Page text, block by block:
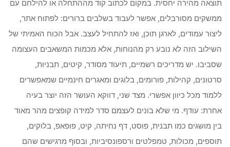
תוצאה מהירה יחסית. במקום לכתוב קוד מההתחלה או להילחם עם
ממשקים מסורבלים, אפשר לעבוד בשלבים ברורים: לפתוח אתר,
ליצור עמודים, לארגן תוכן, ואז להתחיל לעצב. אבל הכוח האמיתי של
השילוב הזה לא נובע רק מהנוחות, אלא מכמות המשאבים העצומה
שסביבו. יש מדריכים רשמיים, תיעוד מסודר, קיטים, תבניות,
סרטונים, קהילות, פורומים, בלוגים ומאגרים חינמיים שמאפשרים
ללמוד מכל כיוון אפשרי. מצד שני, דווקא העושר הזה יוצר בעיה
אחרת: עודף. מי שלא בונים לעצמם סדר למידה קופצים מהר מאוד
בין מושגים כמו תבנית, פוסט, דף נחיתה, קיט, פופאפ, בלוקים,
תוספים, מכולות, טמפלטים ורספונסיביות, ובסוף מרגישים שהם